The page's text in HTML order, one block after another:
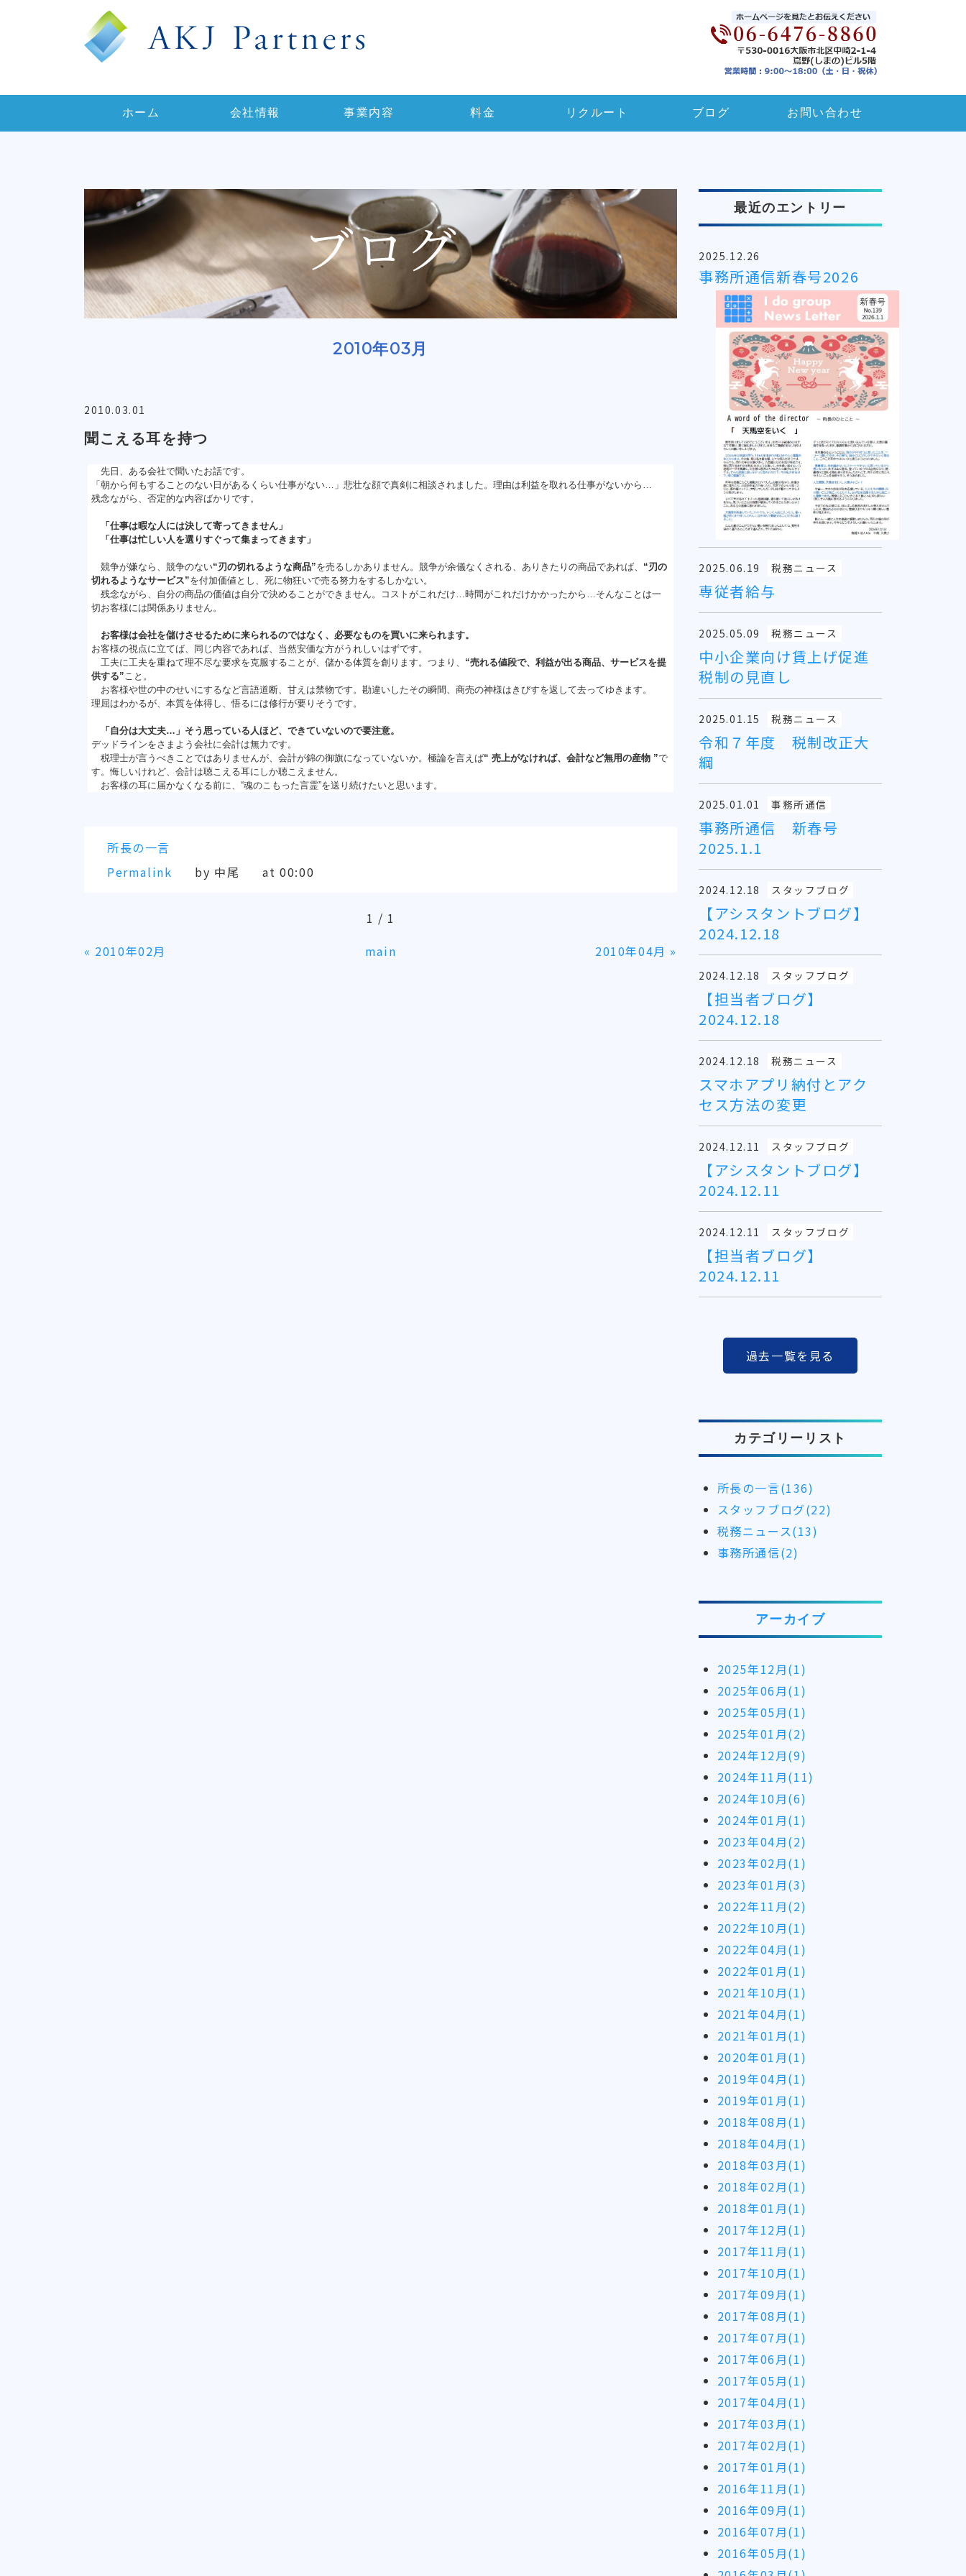
ホーム 会社情報 事業内容 料金 リクルート ブログ お問い合わせ
ブログ
2010年03月
2010.03.01
聞こえる耳を持つ
先日、ある会社で聞いたお話です。
「朝から何もすることのない日があるくらい仕事がない…」悲壮な顔で真剣に相談されました。理由は利益を取れる仕事がないから…
残念ながら、否定的な内容ばかりです。
「仕事は暇な人には決して寄ってきません」
「仕事は忙しい人を選りすぐって集まってきます」
競争が嫌なら、競争のない“刃の切れるような商品”を売るしかありません。競争が余儀なくされる、ありきたりの商品であれば、 “刃の
切れるようなサービス”を付加価値とし、死に物狂いで売る努力をするしかない。
残念ながら、自分の商品の価値は自分で決めることができません。コストがこれだけ…時間がこれだけかかったから…そんなことは一
切お客様には関係ありません。
お客様は会社を儲けさせるために来られるのではなく、必要なものを買いに来られます。
お客様の視点に立てば、同じ内容であれば、当然安価な方がうれしいはずです。
工夫に工夫を重ねて理不尽な要求を克服することが、儲かる体質を創ります。つまり、 “売れる値段で、利益が出る商品、サービスを提
供する” こと。
お客様や世の中のせいにするなど言語道断、甘えは禁物です。勘違いしたその瞬間、商売の神様はきびすを返して去ってゆきます。
理屈はわかるが、本質を体得し、悟るには修行が要りそうです。
「自分は大丈夫…」そう思っている人ほど、できていないので要注意。
デッドラインをさまよう会社に会計は無力です。
税理士が言うべきことではありませんが、会計が錦の御旗になっていないか。極論を言えば“ 売上がなければ、会計など無用の産物 ”で
す。悔しいけれど、会計は聴こえる耳にしか聴こえません。
お客様の耳に届かなくなる前に、“魂のこもった言霊”を送り続けたいと思います。
所長の一言
Permalink
by 中尾 at 00:00
1 / 1
« 2010年02月 main 2010年04月 »
最近のエントリー
2025.12.26
事務所通信新春号2026
2025.06.19 税務ニュース
専従者給与
2025.05.09 税務ニュース
中小企業向け賃上げ促進
税制の見直し
2025.01.15 税務ニュース
令和７年度 税制改正大
綱
2025.01.01 事務所通信
事務所通信 新春号
2025.1.1
2024.12.18 スタッフブログ
【アシスタントブログ】
2024.12.18
2024.12.18 スタッフブログ
【担当者ブログ】
2024.12.18
2024.12.18 税務ニュース
スマホアプリ納付とアク
セス方法の変更
2024.12.11 スタッフブログ
【アシスタントブログ】
2024.12.11
2024.12.11 スタッフブログ
【担当者ブログ】
2024.12.11
過去一覧を見る
カテゴリーリスト
所長の一言(136)
スタッフブログ(22)
税務ニュース(13)
事務所通信(2)
アーカイブ
2025年12月(1)
2025年06月(1)
2025年05月(1)
2025年01月(2)
2024年12月(9)
2024年11月(11)
2024年10月(6)
2024年01月(1)
2023年04月(2)
2023年02月(1)
2023年01月(3)
2022年11月(2)
2022年10月(1)
2022年04月(1)
2022年01月(1)
2021年10月(1)
2021年04月(1)
2021年01月(1)
2020年01月(1)
2019年04月(1)
2019年01月(1)
2018年08月(1)
2018年04月(1)
2018年03月(1)
2018年02月(1)
2018年01月(1)
2017年12月(1)
2017年11月(1)
2017年10月(1)
2017年09月(1)
2017年08月(1)
2017年07月(1)
2017年06月(1)
2017年05月(1)
2017年04月(1)
2017年03月(1)
2017年02月(1)
2017年01月(1)
2016年11月(1)
2016年09月(1)
2016年07月(1)
2016年05月(1)